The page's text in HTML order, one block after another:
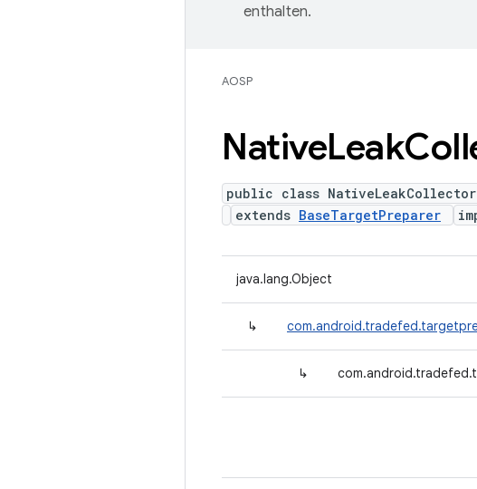
enthalten.
AOSP
NativeLeak
public class NativeLeakCollector
extends BaseTargetPreparer
java.lang.Object
↳
↳